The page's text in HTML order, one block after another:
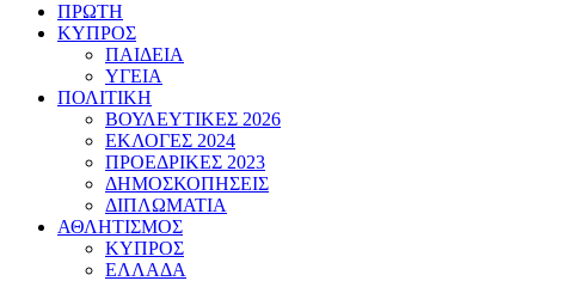
ΠΡΩΤΗ
ΚΥΠΡΟΣ
ΠΑΙΔΕΙΑ
ΥΓΕΙΑ
ΠΟΛΙΤΙΚΗ
ΒΟΥΛΕΥΤΙΚΕΣ 2026
ΕΚΛΟΓΕΣ 2024
ΠΡΟΕΔΡΙΚΕΣ 2023
ΔΗΜΟΣΚΟΠΗΣΕΙΣ
ΔΙΠΛΩΜΑΤΙΑ
ΑΘΛΗΤΙΣΜΟΣ
ΚΥΠΡΟΣ
ΕΛΛΑΔΑ